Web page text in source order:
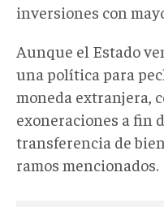
inversiones con
Aunque el Estado
una política para
moneda extranjera,
exoneraciones a fin
transferencia de
ramos mencionados.